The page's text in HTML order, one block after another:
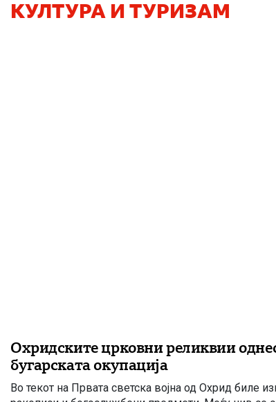
КУЛТУРА И ТУРИЗАМ
Охридските црковни реликвии
бугарската окупација
Во текот на Првата светска војна од Охрид биле